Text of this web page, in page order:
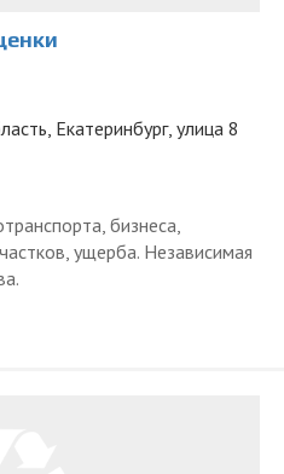
Екатеринбург, улица 8
бизнеса,
ущерба. Независимая